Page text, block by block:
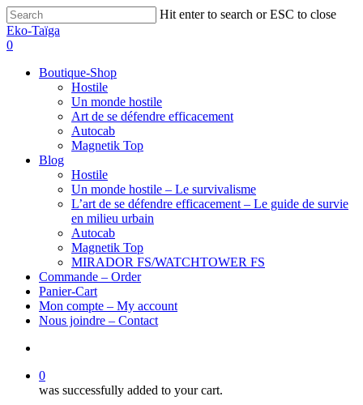
Hit enter to search or ESC to close
Eko-Taïga
0
Boutique-Shop
Hostile
Un monde hostile
Art de se défendre efficacement
Autocab
Magnetik Top
Blog
Hostile
Un monde hostile – Le survivalisme
L’art de se défendre efficacement – Le guide de survie
en milieu urbain
Autocab
Magnetik Top
MIRADOR FS/WATCHTOWER FS
Commande – Order
Panier-Cart
Mon compte – My account
Nous joindre – Contact
0
was successfully added to your cart.